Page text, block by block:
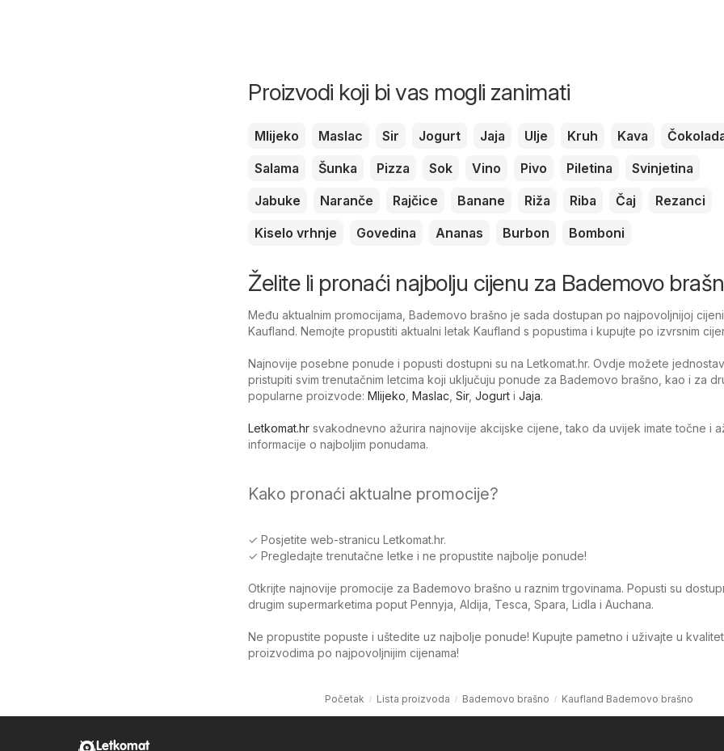
Proizvodi koji bi vas mogli zanimati
Mlijeko Maslac Sir Jogurt Jaja Ulje Kruh Kava
Salama
Šunka Pizza Sok Vino Pivo Piletina
Svinjetina
Jabuke
Naranče Rajčice Banane Riža Riba Čaj
Rezanci
Kiselo vrhnje
Govedina Ananas Burbon Bomboni
Želite li pronaći najbolju cijenu za Bademovo
Među aktualnim promocijama, Bademovo brašno je sada dostupan po najpovoljnijoj
Kaufland. Nemojte propustiti aktualni letak Kaufland s popustima i kupujte po izvrsnim
Najnovije posebne ponude i popusti dostupni su na Letkomat.hr. Ovdje možete
pristupiti svim trenutačnim letcima koji uključuju ponude za Bademovo brašno, kao i za
popularne proizvode: Mlijeko Maslac Sir, Jogurt i Jaja.
Letkomat.hr svakodnevno ažurira najnovije akcijske cijene, tako da uvijek imate točne i
informacije o najboljim ponudama.
Kako pronaći aktualne promocije?
✓ Posjetite web-stranicu Letkomat.hr.
✓ Pregledajte trenutačne letke i ne propustite najbolje ponude!
Otkrijte najnovije promocije za Bademovo brašno u raznim trgovinama. Popusti su
drugim supermarketima poput Pennyja, Aldija, Tesca, Spara, Lidla i Auchana.
Ne propustite popuste i uštedite uz najbolje ponude! Kupujte pametno i uživajte u
proizvodima po najpovoljnijim cijenama!
Početak Lista proizvoda Bademovo brašno Kaufland Bademovo brašno
Letkomat